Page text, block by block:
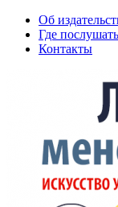
Об
Где послушать
Контакты